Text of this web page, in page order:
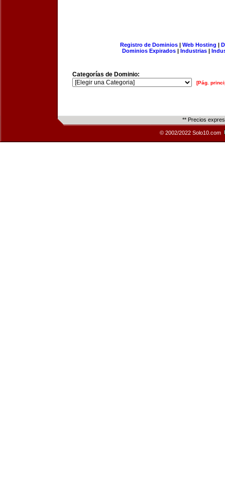
Registro de Dominios| Web Hosting |
Dominios Expirados | Industrias |
Categorías de Dominio:
[Pág.
** Precios
© 2002/2022 Solo10.com